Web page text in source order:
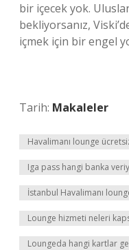
bir içecek yok.
bekliyorsanız,
içmek için bir engel
Tarih: Makaleler
Havalimanı lounge
Iga pass hangi banka
İstanbul Havalimanı
Lounge hizmeti neleri
Loungeda hangi kartlar